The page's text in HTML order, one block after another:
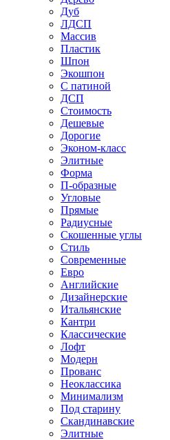
Дуб
ЛДСП
Массив
Пластик
Шпон
Экошпон
С патиной
ДСП
Стоимость
Дешевые
Дорогие
Эконом-класс
Элитные
Форма
П-образные
Угловые
Прямые
Радиусные
Скошенные углы
Стиль
Современные
Евро
Английские
Дизайнерские
Итальянские
Кантри
Классические
Лофт
Модерн
Прованс
Неоклассика
Минимализм
Под старину
Скандинавские
Элитные